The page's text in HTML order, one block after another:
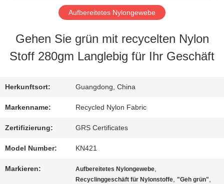
UNS
FABRIK-
AUSFLUG
TRETEN
Aufbereitetes Nylongewebe
Gehen Sie grün mit recycelten Nylon
Stoff 280gm Langlebig für Ihr Geschäft
Herkunftsort: Guangdong, China
Markenname: Recycled Nylon Fabric
Zertifizierung: GRS Certificates
Model Number: KN421
Markieren: Aufbereitetes Nylongewebe,
Recyclinggeschäft für Nylonstoffe,"Geh grün",